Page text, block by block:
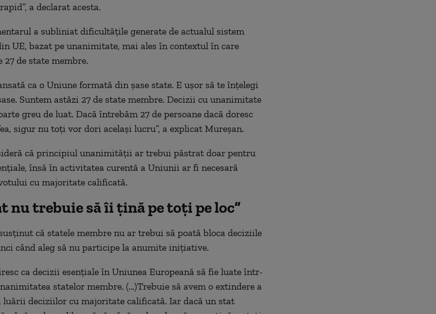
a declarat acesta.
a subliniat dificultățile generate de actualul sistem
UE, bazat pe unanimitate, mai ales în contextul în care
27 de state membre.
ca o Uniune formată din șase state. E ușor să te înțelegi
Suntem astăzi 27 de state membre. Decizii cu unanimitate
greu de luat. Dacă întrebăm 27 de persoane dacă doresc
sigur nu toți vor dori același lucru”, a explicat Mureșan.
că principiul unanimității ar trebui păstrat doar pentru
însă în activitatea curentă a Uniunii ar fi necesară
cu majoritate calificată.
nu trebuie să îi țină pe toți pe loc”
că statele membre nu ar trebui să poată bloca deciziile
când aleg să nu participe la anumite inițiative.
ca decizii esențiale în Uniunea Europeană să fie luate într-
statelor membre. (...)Trebuie să avem o extindere a
deciziilor cu majoritate calificată. Iar dacă un stat